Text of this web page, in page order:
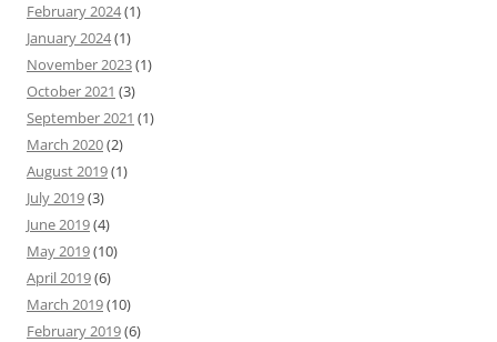
February 2024(1)
January 2024(1)
November 2023(1)
October 2021 (3)
September 2021 (1)
March 2020(2)
August 2019(1)
July 2019(3)
June 2019(4)
May 2019(10)
April 2019(6)
March 2019(10)
February 2019(6)